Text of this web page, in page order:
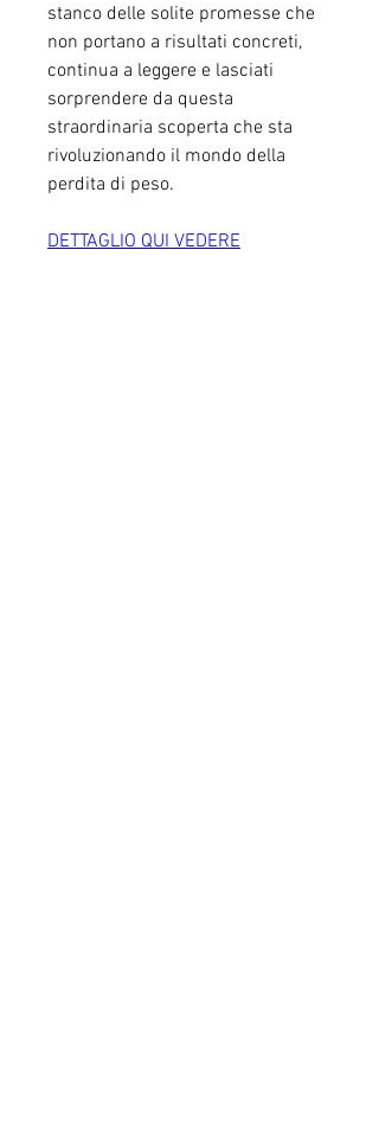
stanco delle solite promesse che
non portano a risultati concreti,
continua a leggere e lasciati
sorprendere da questa
straordinaria scoperta che sta
rivoluzionando il mondo della
perdita di peso.
DETTAGLIO QUI VEDERE